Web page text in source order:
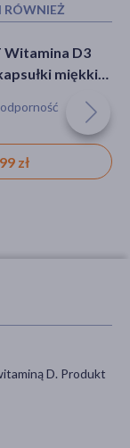
RÓWNIEŻ
Witamina D3
miękkie,
zł
B
60 szt.
zł
D. Produkt